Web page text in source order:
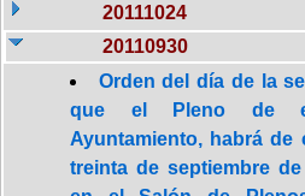
20111024
20110930
Orden del día de la
que el Pleno de
Ayuntamiento, habrá de
treinta de septiembre